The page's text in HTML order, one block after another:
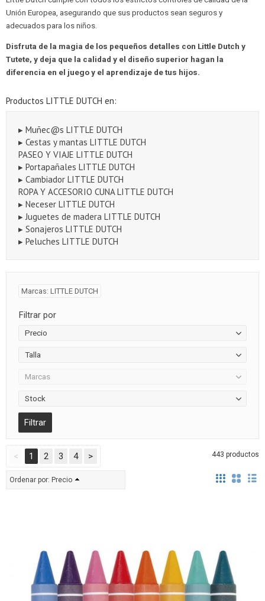
Unión Europea, asegurando que sus productos sean seguros y
adecuados para los niños.
Disfruta de la magia de los pequeños detalles con Little Dutch y
Tutete, y deja que la calidad y el diseño superior hagan la
diferencia en el juego y el aprendizaje de tus hijos.
Productos LITTLE DUTCH en:
▸ Muñec@s LITTLE DUTCH
▸ Cestas y mantas LITTLE DUTCH
PASEO Y VIAJE LITTLE DUTCH
▸ Portapañales LITTLE DUTCH
▸ Cambiador LITTLE DUTCH
ROPA Y ACCESORIO CUNA LITTLE DUTCH
▸ Neceser LITTLE DUTCH
▸ Juguetes de madera LITTLE DUTCH
▸ Sonajeros LITTLE DUTCH
▸ Peluches LITTLE DUTCH
Marcas: LITTLE DUTCH
Filtrar por
Precio
Talla
Marcas
Stock
< 1 2 3 4 > 443 productos
Ordenar por: Precio